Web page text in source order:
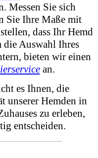
Kragen
die auf
angegeben sind.
und behalten
ihre Leuchtkraft.
Sie auf unserer Seite
.
bleibt
Design
lange Zeit erhalten.